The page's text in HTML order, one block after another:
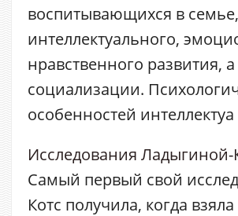
воспитывающихся в
интеллектуального,
нравственного развития,
социализации.
особенностей интеллектуа
Исследования
Самый первый свой
Котс получила, когда